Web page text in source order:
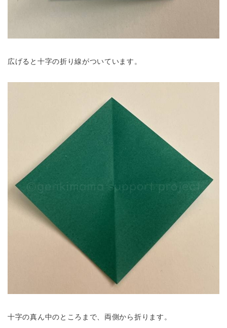
広げると十字の折り線がついています。
十字の真ん中のところまで、両側から折ります。